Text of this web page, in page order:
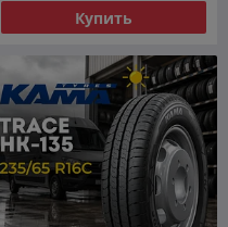
Купить